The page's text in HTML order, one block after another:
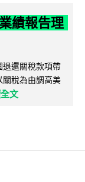
績報告理
還關稅款項帶
稅為由調高美
文